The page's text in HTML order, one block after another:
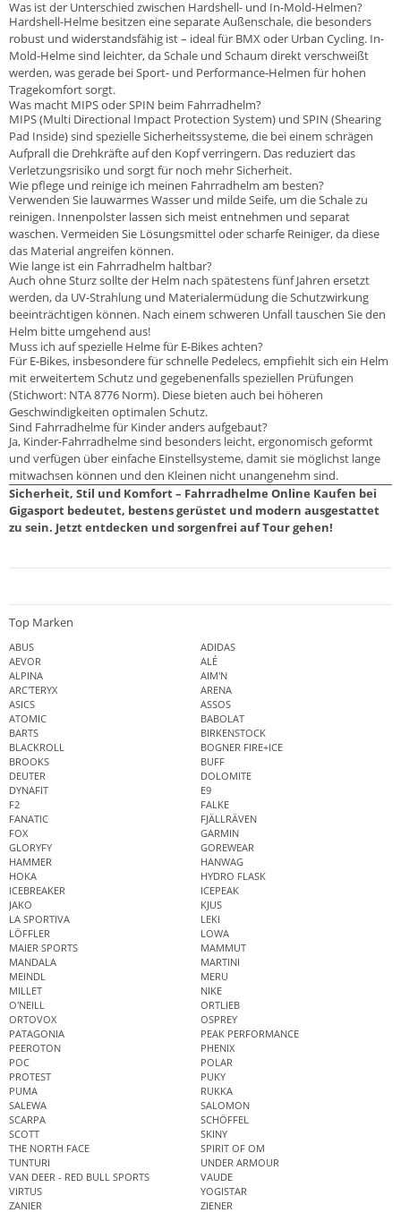
Was ist der Unterschied zwischen Hardshell- und In-Mold-Helmen?
Hardshell-Helme besitzen eine separate Außenschale, die besonders
robust und widerstandsfähig ist – ideal für BMX oder Urban Cycling. In-
Mold-Helme sind leichter, da Schale und Schaum direkt verschweißt
werden, was gerade bei Sport- und Performance-Helmen für hohen
Tragekomfort sorgt.
Was macht MIPS oder SPIN beim Fahrradhelm?
MIPS (Multi Directional Impact Protection System) und SPIN (Shearing
Pad Inside) sind spezielle Sicherheitssysteme, die bei einem schrägen
Aufprall die Drehkräfte auf den Kopf verringern. Das reduziert das
Verletzungsrisiko und sorgt für noch mehr Sicherheit.
Wie pflege und reinige ich meinen Fahrradhelm am besten?
Verwenden Sie lauwarmes Wasser und milde Seife, um die Schale zu
reinigen. Innenpolster lassen sich meist entnehmen und separat
waschen. Vermeiden Sie Lösungsmittel oder scharfe Reiniger, da diese
das Material angreifen können.
Wie lange ist ein Fahrradhelm haltbar?
Auch ohne Sturz sollte der Helm nach spätestens fünf Jahren ersetzt
werden, da UV-Strahlung und Materialermüdung die Schutzwirkung
beeinträchtigen können. Nach einem schweren Unfall tauschen Sie den
Helm bitte umgehend aus!
Muss ich auf spezielle Helme für E-Bikes achten?
Für E-Bikes, insbesondere für schnelle Pedelecs, empfiehlt sich ein Helm
mit erweitertem Schutz und gegebenenfalls speziellen Prüfungen
(Stichwort: NTA 8776 Norm). Diese bieten auch bei höheren
Geschwindigkeiten optimalen Schutz.
Sind Fahrradhelme für Kinder anders aufgebaut?
Ja, Kinder-Fahrradhelme sind besonders leicht, ergonomisch geformt
und verfügen über einfache Einstellsysteme, damit sie möglichst lange
mitwachsen können und den Kleinen nicht unangenehm sind.
Sicherheit, Stil und Komfort – Fahrradhelme Online Kaufen bei
Gigasport bedeutet, bestens gerüstet und modern ausgestattet
zu sein. Jetzt entdecken und sorgenfrei auf Tour gehen!
Top Marken
ABUS
ADIDAS
AEVOR
ALÉ
ALPINA
AIM'N
ARC'TERYX
ARENA
ASICS
ASSOS
ATOMIC
BABOLAT
BARTS
BIRKENSTOCK
BLACKROLL
BOGNER FIRE+ICE
BROOKS
BUFF
DEUTER
DOLOMITE
DYNAFIT
E9
F2
FALKE
FANATIC
FJÄLLRÄVEN
FOX
GARMIN
GLORYFY
GOREWEAR
HAMMER
HANWAG
HOKA
HYDRO FLASK
ICEBREAKER
ICEPEAK
JAKO
KJUS
LA SPORTIVA
LEKI
LÖFFLER
LOWA
MAIER SPORTS
MAMMUT
MANDALA
MARTINI
MEINDL
MERU
MILLET
NIKE
O'NEILL
ORTLIEB
ORTOVOX
OSPREY
PATAGONIA
PEAK PERFORMANCE
PEEROTON
PHENIX
POC
POLAR
PROTEST
PUKY
PUMA
RUKKA
SALEWA
SALOMON
SCARPA
SCHÖFFEL
SCOTT
SKINY
THE NORTH FACE
SPIRIT OF OM
TUNTURI
UNDER ARMOUR
VAN DEER - RED BULL SPORTS
VAUDE
VIRTUS
YOGISTAR
ZANIER
ZIENER